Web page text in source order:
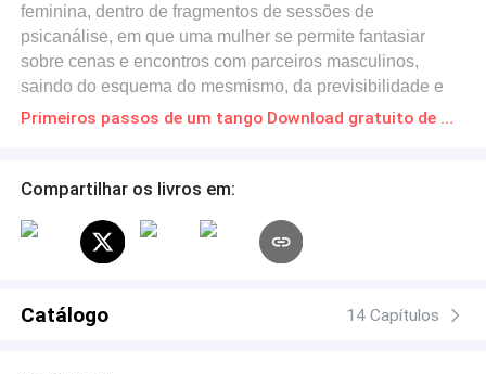
feminina, dentro de fragmentos de sessões de
psicanálise, em que uma mulher se permite fantasiar
sobre cenas e encontros com parceiros masculinos,
saindo do esquema do mesmismo, da previsibilidade e
da insatisfação na sua vida com seu marido. Isabel, a
que o relacionamento de ambos está se deteriorando e
para salvá-lo. Essa sedução inicia-se com o relato de
supostos acontecimentos ocorridos em suas viagens pelo
ocorrido injeta um misto de curiosidade e motivação em
Primeiros passos de um tango Download gratuito de Novelas Online em PDF
Compartilhar os livros em:
Catálogo 14 Capítulos